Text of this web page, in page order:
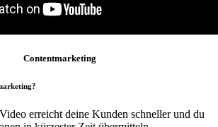
Contentmarketing
erreicht deine Kunden schneller und du